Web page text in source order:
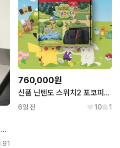
미개봉)삼성 갤럭시워치8 40mm 실버,그라파이트
91
760,000원
신품 닌텐도 스위치2 포코피아 에디션
6일 전 10 1